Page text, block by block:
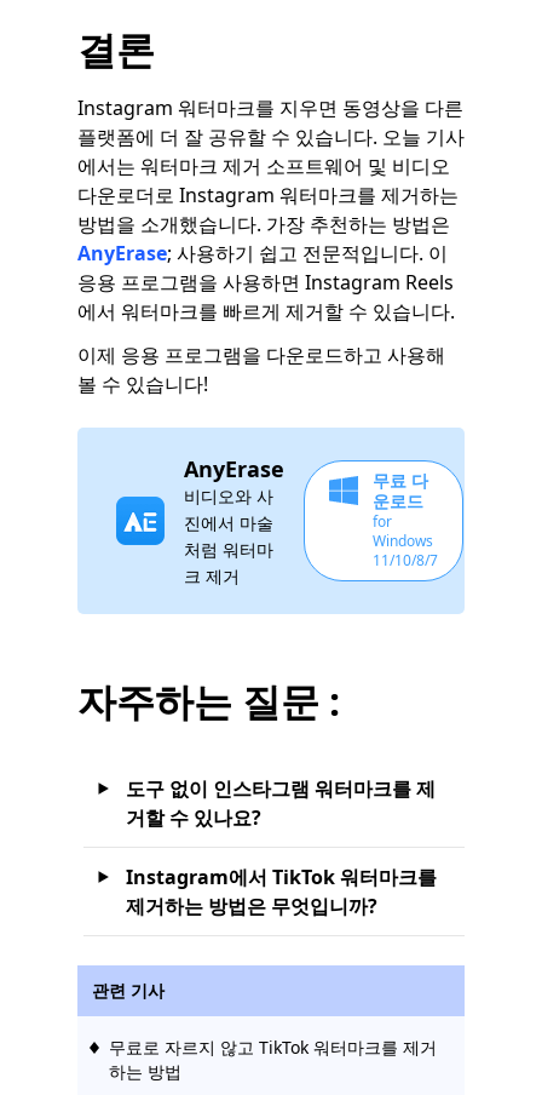
결론
Instagram 워터마크를 지우면 동영상을 다른
플랫폼에 더 잘 공유할 수 있습니다. 오늘 기사
에서는 워터마크 제거 소프트웨어 및 비디오
다운로더로 Instagram 워터마크를 제거하는
방법을 소개했습니다. 가장 추천하는 방법은
AnyErase; 사용하기 쉽고 전문적입니다. 이
응용 프로그램을 사용하면 Instagram Reels
에서 워터마크를 빠르게 제거할 수 있습니다.
이제 응용 프로그램을 다운로드하고 사용해
볼 수 있습니다!
AnyErase
비디오와 사
진에서 마술
처럼 워터마
크 제거
무료 다
운로드
for
Windows
11/10/8/7
자주하는 질문 :
도구 없이 인스타그램 워터마크를 제
거할 수 있나요?
Instagram에서 TikTok 워터마크를
제거하는 방법은 무엇입니까?
관련 기사
무료로 자르지 않고 TikTok 워터마크를 제거
하는 방법